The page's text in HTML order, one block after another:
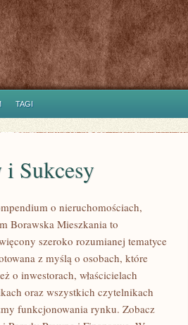
TAGI
Sukcesy
o nieruchomościach,
Borawska Mieszkania to
szeroko rozumianej tematyce
z myślą o osobach, które
o inwestorach, właścicielach
oraz wszystkich czytelnikach
funkcjonowania rynku. Zobacz